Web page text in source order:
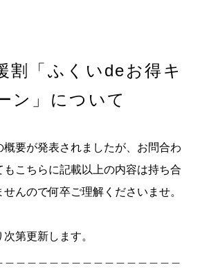
割「ふくいdeお得キ
ン」について
概要が発表されましたが、お問合わ
もこちらに記載以上の内容は持ち合
んので何卒ご理解くださいませ。
第更新します。